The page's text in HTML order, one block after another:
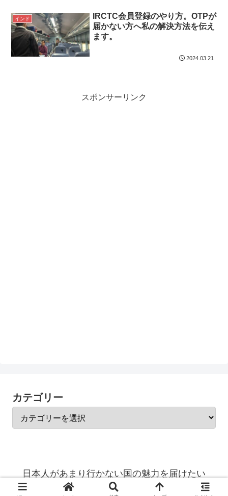
インド
IRCTC会員登録のやり方。OTPが
届かない方へ私の解決方法を伝え
ます。
2024.03.21
スポンサーリンク
カテゴリー
日本人があまり行かない国の魅力を届けたい
© 2023 日本人があまり行かない国の魅力を届けたい.